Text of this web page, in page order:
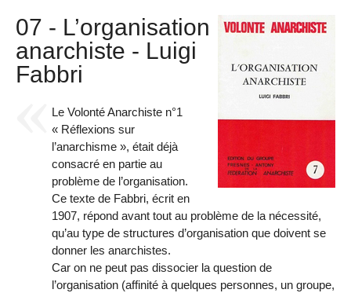
07 - L’organisation
anarchiste - Luigi
Fabbri
Le Volonté Anarchiste n°1
« Réflexions sur
l’anarchisme », était déjà
consacré en partie au
problème de l’organisation.
Ce texte de Fabbri, écrit en
1907, répond avant tout au problème de la nécessité,
qu’au type de structures d’organisation que doivent se
donner les anarchistes.
Car on ne peut pas dissocier la question de
l’organisation (affinité à quelques personnes, un groupe,